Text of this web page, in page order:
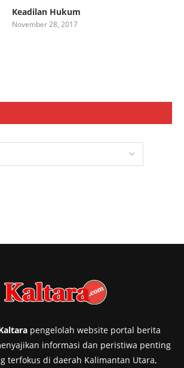
Keadilan Hukum
November 28, 2017
pengelolah website portal berita
informasi dan peristiwa penting
terfokus di daerah Kalimantan Utara,